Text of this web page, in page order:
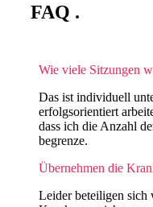
FAQ .
Wie viele Sitzungen
Das ist individuell
erfolgsorientiert
dass ich die Anzahl
begrenze.
Übernehmen die
Leider beteiligen sich